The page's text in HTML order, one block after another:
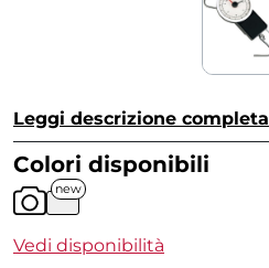
Leggi descrizione completa
Colori disponibili
new
Vedi disponibilità